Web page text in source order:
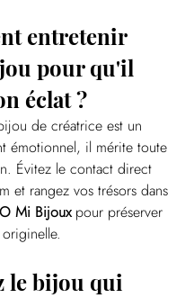
entretenir
pour qu'il
éclat ?
de créatrice est un
émotionnel, il mérite toute
Évitez le contact direct
et rangez vos trésors dans
O Mi Bijoux pour préserver
le bijou qui